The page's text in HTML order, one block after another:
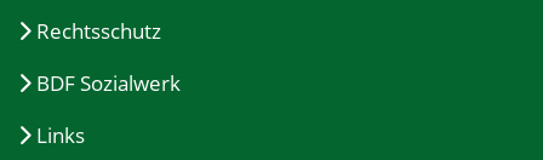
Rechtsschutz
BDF Sozialwerk
Links